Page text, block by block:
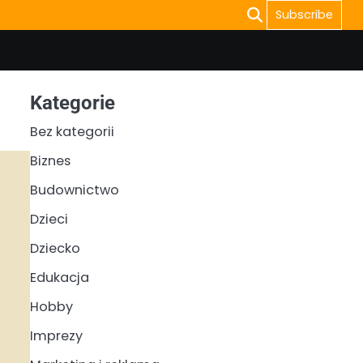
Subscribe
Kategorie
Bez kategorii
Biznes
Budownictwo
Dzieci
Dziecko
Edukacja
Hobby
Imprezy